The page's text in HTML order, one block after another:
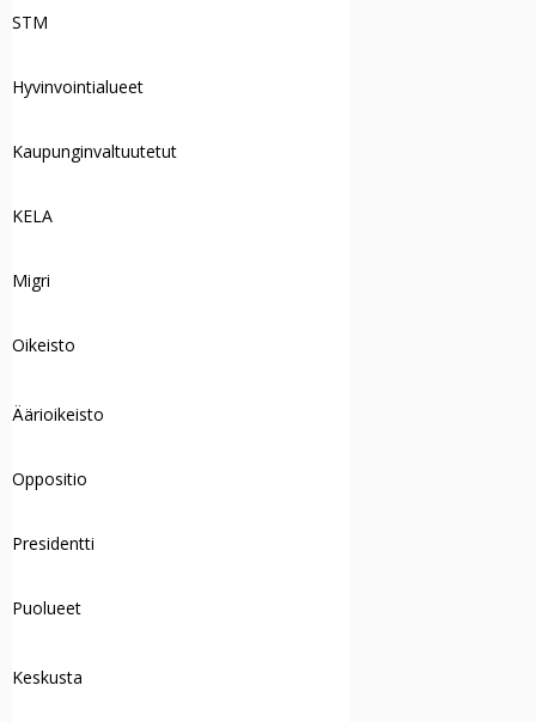
STM
Hyvinvointialueet
Kaupunginvaltuutetut
KELA
Migri
Oikeisto
Äärioikeisto
Oppositio
Presidentti
Puolueet
Keskusta